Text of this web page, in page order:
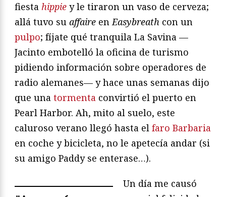
fiesta hippie y le tiraron un vaso de cerveza;
allá tuvo su affaire enEasybreath con un
pulpo; fíjate qué tranquila La Savina —
Jacinto embotelló la oficina de turismo
pidiendo información sobre operadores de
radio alemanes— y hace unas semanas dijo
que una tormenta convirtió el puerto en
Pearl Harbor. Ah, mito al suelo, este
caluroso verano llegó hasta el faro Barbaria
en coche y bicicleta, no le apetecía andar (si
su amigo Paddy se enterase…).
Un día me causó